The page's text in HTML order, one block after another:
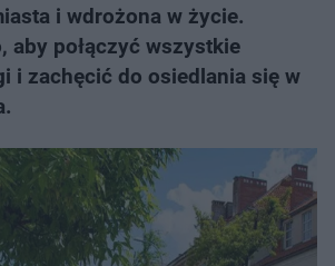
i wdrożona w życie.
aby połączyć wszystkie
i zachęcić do osiedlania się w